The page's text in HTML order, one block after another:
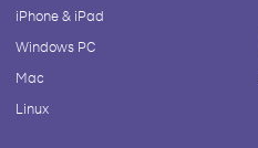
iPhone & iPad
Windows PC
Mac
Linux